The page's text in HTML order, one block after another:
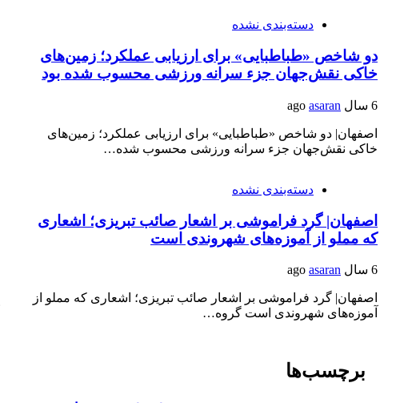
دسته‌بندی نشده
دو شاخص «طباطبایی» برای ارزیابی عملکرد؛ زمین‌های
خاکی نقش‌جهان جزء سرانه ورزشی محسوب شده بود
6 سال ago asaran
اصفهان| دو شاخص «طباطبایی» برای ارزیابی عملکرد؛ زمین‌های
خاکی نقش‌جهان جزء سرانه ورزشی محسوب شده…
دسته‌بندی نشده
اصفهان| گرد فراموشی بر اشعار صائب تبریزی؛ اشعاری
که مملو از آموزه‌های شهروندی است
6 سال ago asaran
اصفهان| گرد فراموشی بر اشعار صائب تبریزی؛ اشعاری که مملو از
آموزه‌های شهروندی است گروه…
برچسب‌ها